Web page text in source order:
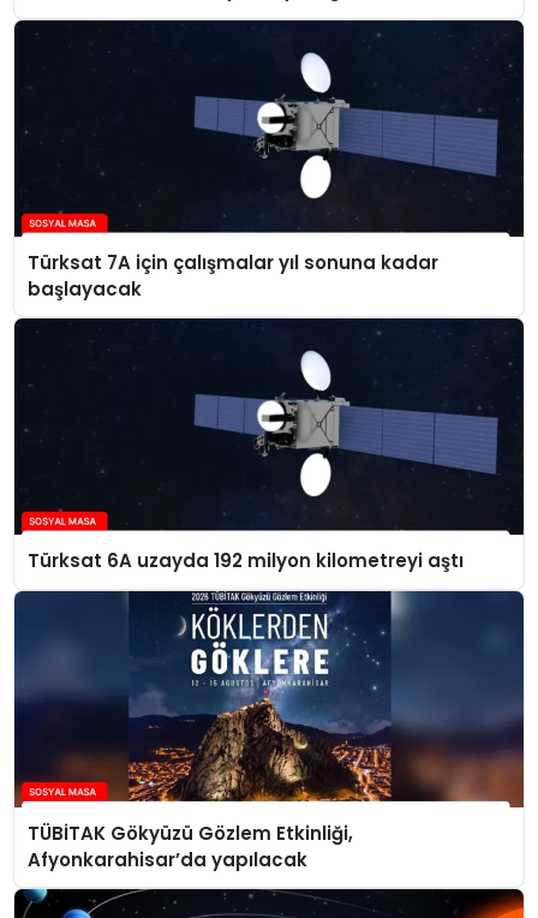
Türksat 7A için çalışmalar yıl sonuna kadar
başlayacak
Türksat 6A uzayda 192 milyon kilometreyi aştı
TÜBİTAK Gökyüzü Gözlem Etkinliği,
Afyonkarahisar’da yapılacak